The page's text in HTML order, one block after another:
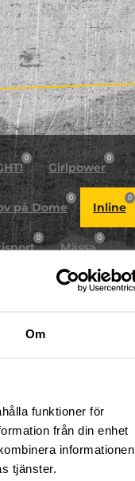
Om
funktioner för
från din enhet
informationen
tjänster.
0
Girlpower
0
på Dome
0
Inline
0
0
Mässa
0
Snowboard
0